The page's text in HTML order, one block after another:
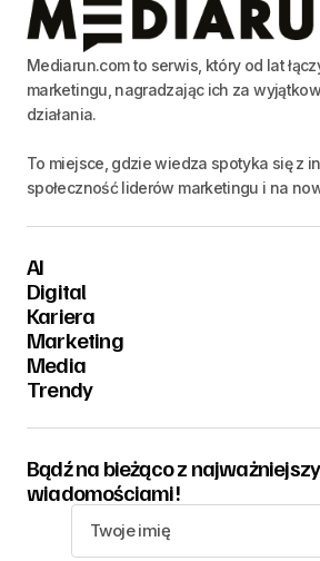
Mediarun.com to serwis, który od lat
marketingu, nagradzając ich za
działania.
To miejsce, gdzie wiedza spotyka się z
społeczność liderów marketingu i na
AI
Digital
Kariera
Marketing
Media
Trendy
Bądź na bieżąco z
wiadomościami!